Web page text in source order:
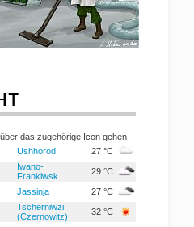
das zugehörige Icon gehen
Ushhorod 27 °C
Iwano-
Frankiwsk
29 °C
Jassinja 27 °C
Tscherniwzi
(Czernowitz)
32 °C